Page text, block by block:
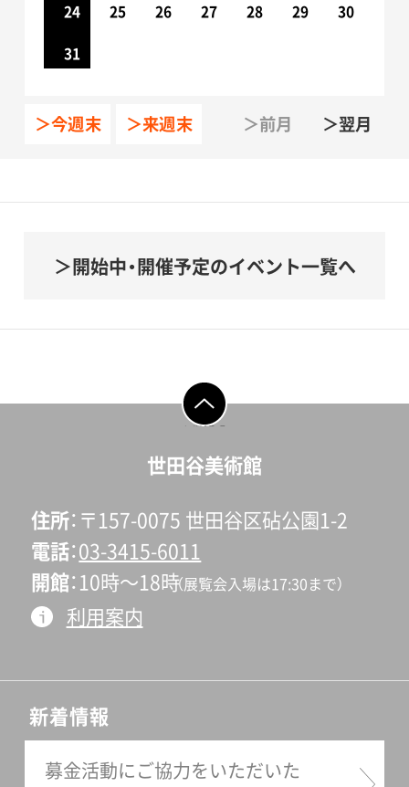
24 25 26 27 28 29 30
31
＞今週末 ＞来週末 ＞前月 ＞翌月
開始中・開催予定のイベント一覧へ
ページの先頭へ戻
世田谷美術館
住所 〒157-0075 世田谷区砧公園1-2
電話 03-3415-6011
開館 10時〜18時（展覧会入場は17:30まで）
利用案内
新着情報
募金活動にご協力をいただいた